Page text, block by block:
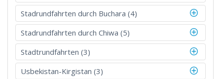
Stadrundfahrten durch Buchara (4)
Stadrundfahrten durch Chiwa (5)
Stadtrundfahrten (3)
Usbekistan-Kirgistan (3)